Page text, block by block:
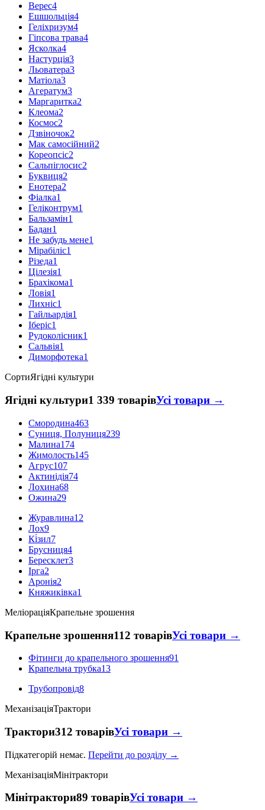
Верес4
Ешшольція4
Геліхризум4
Гіпсова трава4
Ясколка4
Настурція3
Льоватера3
Матіола3
Агератум3
Маргаритка2
Клеома2
Космос2
Дзвіночок2
Мак самосійний2
Кореопсіс2
Сальпіглосис2
Буквиця2
Енотера2
Фіалка1
Геліконтрум1
Бальзамін1
Бадан1
Не забудь мене1
Мірабіліс1
Різеда1
Цілезія1
Брахікома1
Ловія1
Лихніс1
Гайльардія1
Іберіс1
Рудоколісник1
Сальвія1
Диморфотека1
СортиЯгідні культури
Ягідні культури1 339 товарівУсі товари →
Смородина463
Суниця, Полуниця239
Малина174
Жимолость145
Агрус107
Актинідія74
Лохина68
Ожина29
Журавлина12
Лох9
Кі́зил7
Брусниця4
Бересклет3
Ірга2
Аронія2
Княжиківка1
МеліораціяКрапельне зрошення
Крапельне зрошення112 товарівУсі товари →
Фітинги до крапельного зрошення91
Крапельна трубка13
Трубопровід8
МеханізаціяТрактори
Трактори312 товарівУсі товари →
Підкатегорій немає. Перейти до розділу →
МеханізаціяМінітрактори
Мінітрактори89 товарівУсі товари →